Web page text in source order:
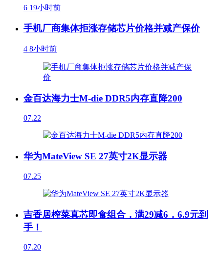
6 19小时前
手机厂商集体拒涨存储芯片价格并减产保价
4 8小时前
金百达海力士M-die DDR5内存直降200
07.22
华为MateView SE 27英寸2K显示器
07.25
吉香居榨菜真芯即食组合，满29减6，6.9元到
手！
07.20